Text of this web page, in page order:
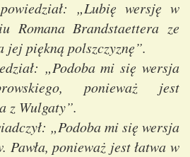
„Lubię wersję w
Romana Brandstaettera ze
jej piękną polszczyznę”.
„Podoba mi się wersja
ponieważ jest
z Wulgaty”.
„Podoba mi się wersja
Pawła, ponieważ jest łatwa w